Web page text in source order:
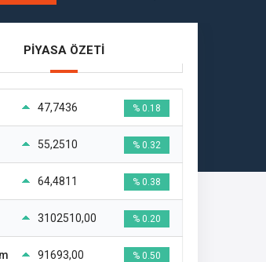
PİYASA ÖZETİ
47,7436 % 0.18
55,2510 % 0.32
64,4811 % 0.38
3102510,00 % 0.20
91693,00 % 0.50